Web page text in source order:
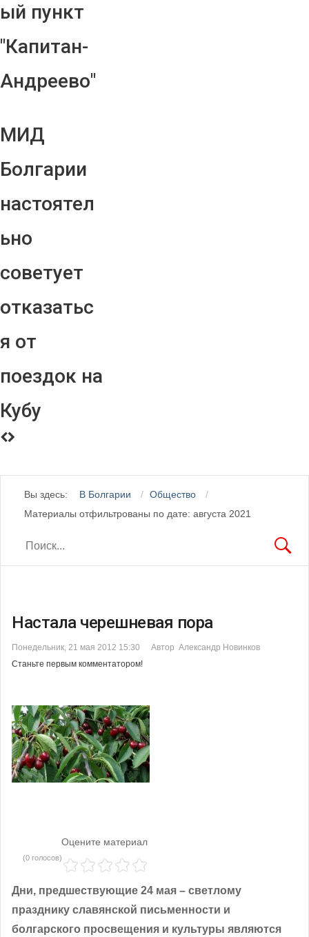
ый пункт
"Капитан-
Андреево"
МИД
Болгарии
настоятел
ьно
советует
отказатьс
я от
поездок на
Кубу
Вы здесь: В Болгарии
Общество
Материалы отфильтрованы по дате: августа 2021
Настала черешневая пора
Понедельник, 21 мая 2012 15:30
Автор Александр Новинков
Станьте первым комментатором!
Оцените материал
(0 голосов)
Дни, предшествующие 24 мая – светлому
празднику славянской письменности и
болгарского просвещения и культуры являются